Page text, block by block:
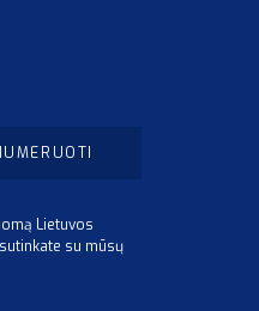
Lietuvos
su mūsų